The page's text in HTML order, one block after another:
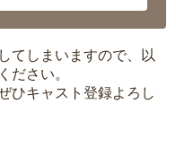
てしまいますので、以
ださい。
ひキャスト登録よろし